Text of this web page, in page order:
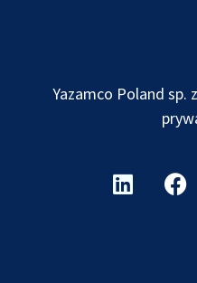
Yazamco Poland sp.